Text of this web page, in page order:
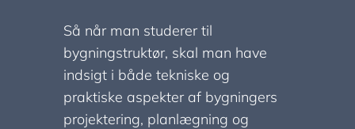
Så når man studerer til
bygningstruktør, skal man have
indsigt i både tekniske og
praktiske aspekter af bygningers
projektering, planlægning og